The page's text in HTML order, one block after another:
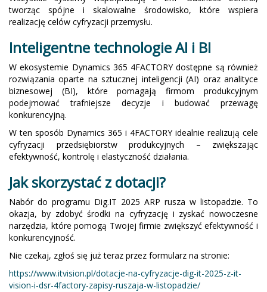
tworząc spójne i skalowalne środowisko, które wspiera
realizację celów cyfryzacji przemysłu.
Inteligentne technologie AI i BI
W ekosystemie Dynamics 365 4FACTORY dostępne są również
rozwiązania oparte na sztucznej inteligencji (AI) oraz analityce
biznesowej (BI), które pomagają firmom produkcyjnym
podejmować trafniejsze decyzje i budować przewagę
konkurencyjną.
W ten sposób Dynamics 365 i 4FACTORY idealnie realizują cele
cyfryzacji przedsiębiorstw produkcyjnych – zwiększając
efektywność, kontrolę i elastyczność działania.
Jak skorzystać z dotacji?
Nabór do programu Dig.IT 2025 ARP rusza w listopadzie. To
okazja, by zdobyć środki na cyfryzację i zyskać nowoczesne
narzędzia, które pomogą Twojej firmie zwiększyć efektywność i
konkurencyjność.
Nie czekaj, zgłoś się już teraz przez formularz na stronie:
https://www.itvision.pl/dotacje-na-cyfryzacje-dig-it-2025-z-it-
vision-i-dsr-4factory-zapisy-ruszaja-w-listopadzie/